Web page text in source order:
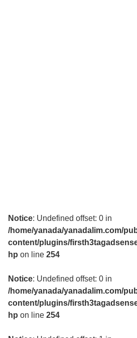
Notice: Undefined offset: 0 in
/home/yanada/yanadalim.com/
content/plugins/
hp on line254
Notice: Undefined offset: 0 in
/home/yanada/yanadalim.com/
content/plugins/
hp on line254